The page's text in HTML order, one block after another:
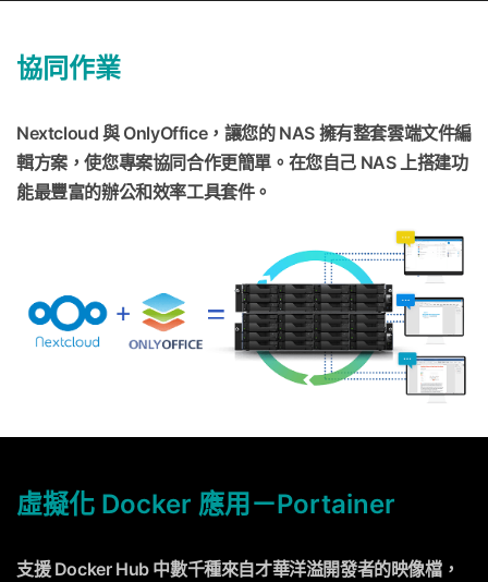
協同作業
Nextcloud 與 OnlyOffice，讓您的 NAS 擁有整套雲端文件編
輯方案，使您專案協同合作更簡單。在您自己 NAS 上搭建功
能最豐富的辦公和效率工具套件。
虛擬化 Docker 應用－Portainer
支援 Docker Hub 中數千種來自才華洋溢開發者的映像檔，